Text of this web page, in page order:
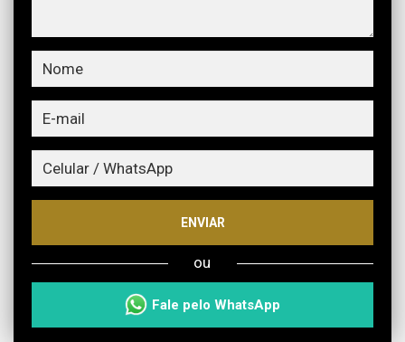
ENVIAR
ou
Fale pelo WhatsApp